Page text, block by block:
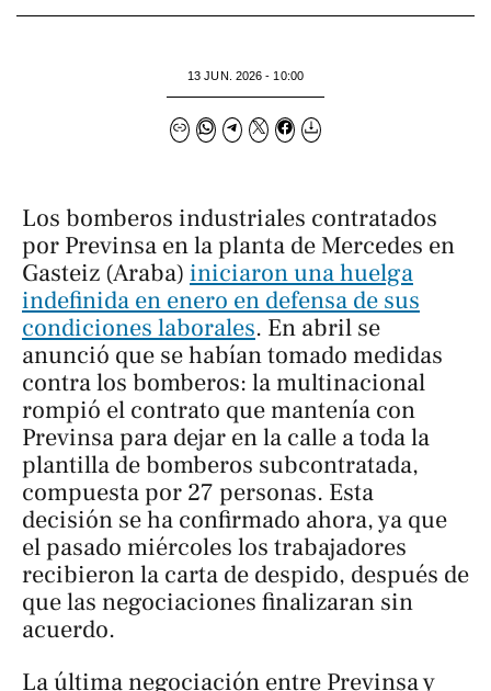
13 JUN. 2026 - 10:00
Los bomberos industriales contratados
por Previnsa en la planta de Mercedes en
Gasteiz (Araba) iniciaron una huelga
indefinida en enero en defensa de sus
condiciones laborales. En abril se
anunció que se habían tomado medidas
contra los bomberos: la multinacional
rompió el contrato que mantenía con
Previnsa para dejar en la calle a toda la
plantilla de bomberos subcontratada,
compuesta por 27 personas. Esta
decisión se ha confirmado ahora, ya que
el pasado miércoles los trabajadores
recibieron la carta de despido, después de
que las negociaciones finalizaran sin
acuerdo.
La última negociación entre Previnsa y